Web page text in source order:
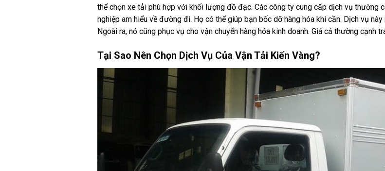
thể chọn xe tải phù hợp với khối lượng đồ đạc. Các công ty cung cấp dịch vụ thường
nghiệp am hiểu về đường đi. Họ có thể giúp bạn bốc dỡ hàng hóa khi cần. Dịch vụ
Ngoài ra, nó cũng phục vụ cho vận chuyển hàng hóa kinh doanh. Giá cả thường cạnh
Tại Sao Nên Chọn Dịch Vụ Của Vận Tải Kiến Vàng?